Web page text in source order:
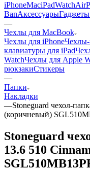
iPhoneMaciPadWatch
BanАксессуарыГаджеты
—
Чехлы для MacBook
Чехлы для iPhoneЧехлы-
клавиатуры для iPad
WatchЧехлы для Apple
рюкзакиСтикеры
—
Папки
Накладки
—Stoneguard чехол-
(коричневый)
Stoneguard
13.6 510